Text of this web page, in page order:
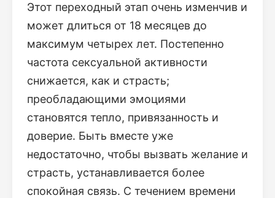
Этот переходный этап очень изменчив и
может длиться от 18 месяцев до
максимум четырех лет. Постепенно
частота сексуальной активности
снижается, как и страсть;
преобладающими эмоциями
становятся тепло, привязанность и
доверие. Быть вместе уже
недостаточно, чтобы вызвать желание и
страсть, устанавливается более
спокойная связь. С течением времени